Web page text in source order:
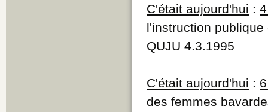
C'était aujourd'hui :
l'instruction publique
QUJU 4.3.1995
C'était aujourd'hui :
des femmes